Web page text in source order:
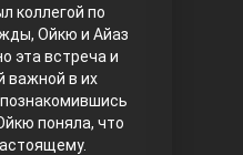
коллегой по
Ойкю и Айаз
эта встреча и
важной в их
поняла, что